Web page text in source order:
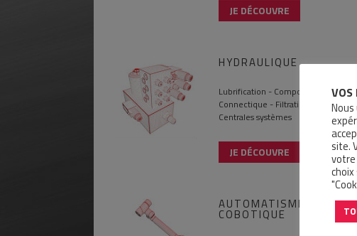
JE DÉCOUVRE
HYDRAULIQUE
Lubrification - Composants -
Connectique - Filtration -
Centrales systèmes
JE DÉCOUVRE
AUTOMATISME -
COBOTIQUE
VOS
site.